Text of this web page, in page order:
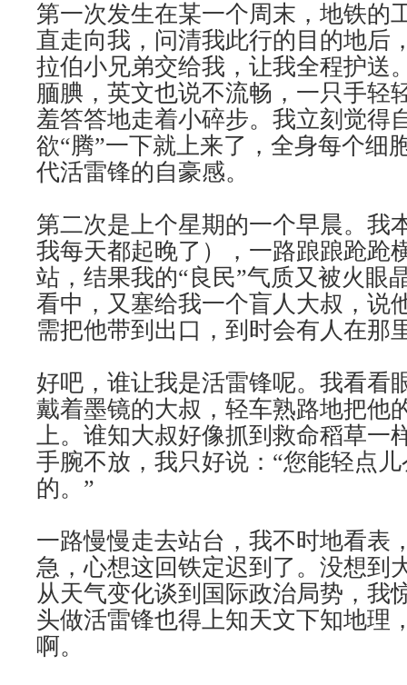
第一次发生在某一个周末，地铁的
直走向我，问清我此行的目的地后
拉伯小兄弟交给我，让我全程护送
腼腆，英文也说不流畅，一只手轻
羞答答地走着小碎步。我立刻觉得
欲“腾”一下就上来了，全身每个细
代活雷锋的自豪感。
第二次是上个星期的一个早晨。我
我每天都起晚了），一路踉踉跄跄
站，结果我的“良民”气质又被火眼
看中，又塞给我一个盲人大叔，说
需把他带到出口，到时会有人在那
好吧，谁让我是活雷锋呢。我看看
戴着墨镜的大叔，轻车熟路地把他
上。谁知大叔好像抓到救命稻草一
手腕不放，我只好说：“您能轻点
的。”
一路慢慢走去站台，我不时地看表
急，心想这回铁定迟到了。没想到
从天气变化谈到国际政治局势，我
头做活雷锋也得上知天文下知地理
啊。